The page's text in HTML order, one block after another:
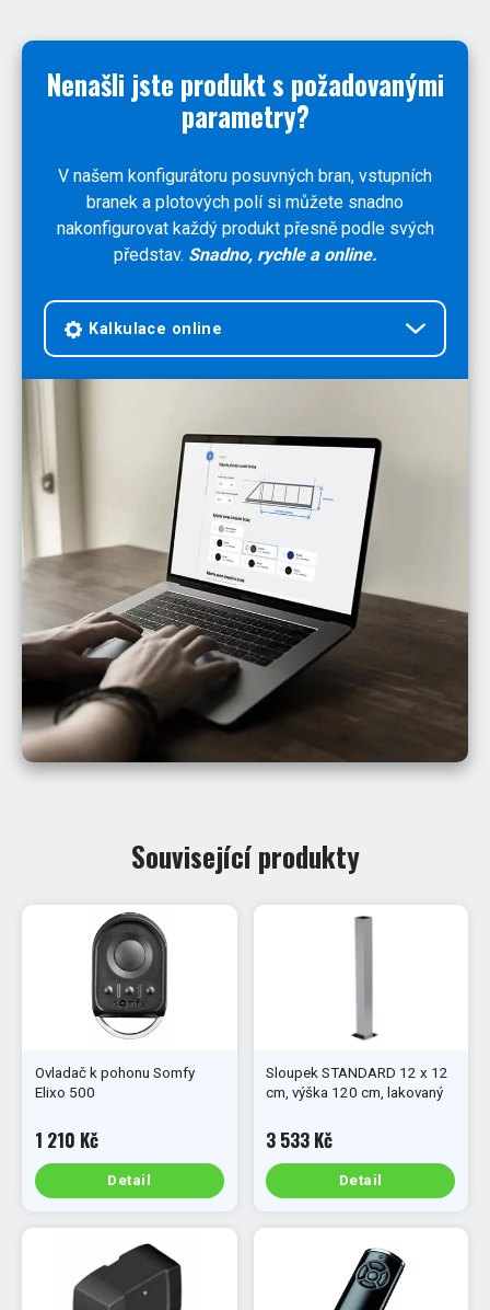
Nenašli jste produkt s požadovanými
parametry?
V našem konfigurátoru posuvných bran, vstupních
branek a plotových polí si můžete snadno
nakonfigurovat každý produkt přesně podle svých
představ. Snadno, rychle a online.
Kalkulace online
Související produkty
Ovladač k pohonu Somfy
Elixo 500
1 210 Kč
Detail
Sloupek STANDARD 12 x 12
cm, výška 120 cm, lakovaný
3 533 Kč
Detail